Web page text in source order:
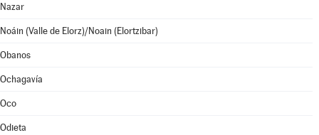
Nazar
Noáin (Valle de Elorz)/Noain (Elortzibar)
Obanos
Ochagavía
Oco
Odieta